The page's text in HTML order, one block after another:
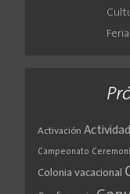
Activación
Campeonato
Colonia vacacional